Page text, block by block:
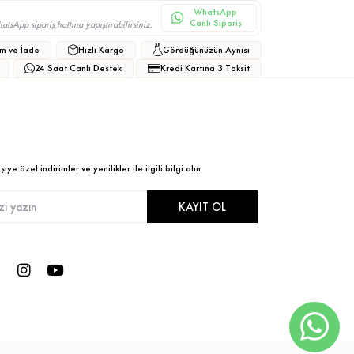
sipariş hattına yapıştırabilirsiniz.
WhatsApp
Canlı Sipariş
ve İade Hızlı Kargo
Gördüğünüzün Aynısı
24 Saat Canlı Destek
Kredi Kartına 3 Taksit
özel indirimler ve yenilikler ile ilgili bilgi alın
KAYIT OL